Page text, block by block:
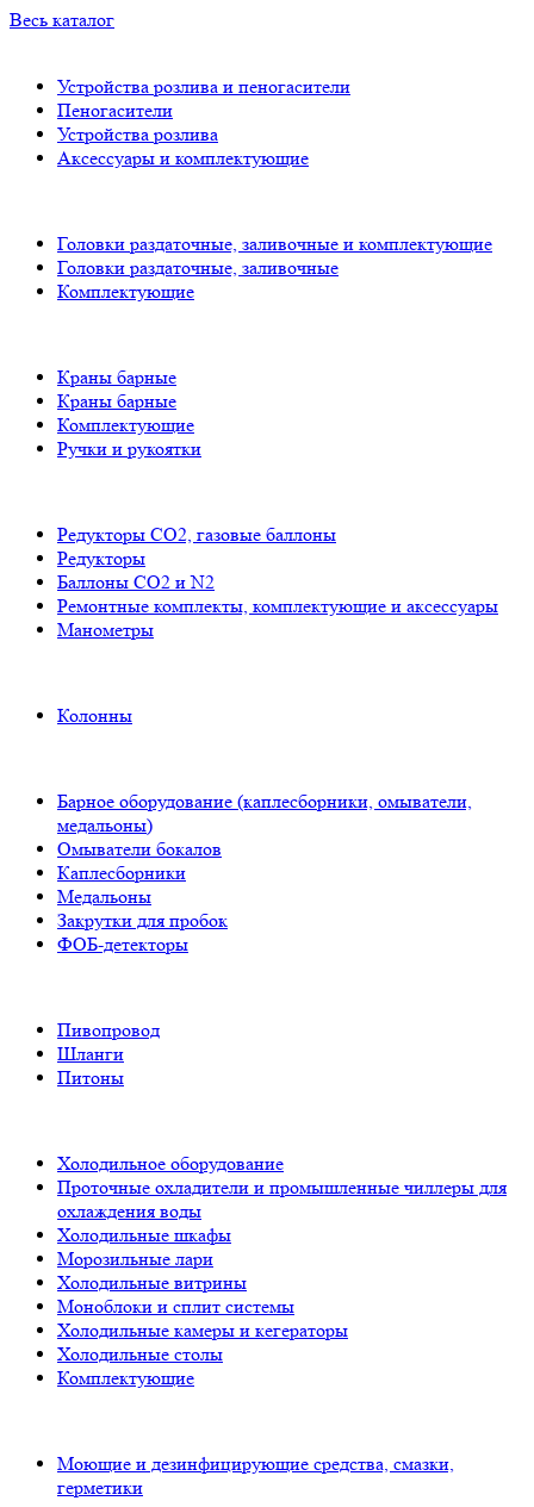
Весь каталог
Устройства розлива и пеногасители
Пеногасители
Устройства розлива
Аксессуары и комплектующие
Головки раздаточные, заливочные и комплектующие
Головки раздаточные, заливочные
Комплектующие
Краны барные
Краны барные
Комплектующие
Ручки и рукоятки
Редукторы СО2, газовые баллоны
Редукторы
Баллоны СО2 и N2
Ремонтные комплекты, комплектующие и аксессуары
Манометры
Колонны
Барное оборудование (каплесборники, омыватели,
медальоны)
Омыватели бокалов
Каплесборники
Медальоны
Закрутки для пробок
ФОБ-детекторы
Пивопровод
Шланги
Питоны
Холодильное оборудование
Проточные охладители и промышленные чиллеры для
охлаждения воды
Холодильные шкафы
Морозильные лари
Холодильные витрины
Моноблоки и сплит системы
Холодильные камеры и кегераторы
Холодильные столы
Комплектующие
Моющие и дезинфицирующие средства, смазки,
герметики